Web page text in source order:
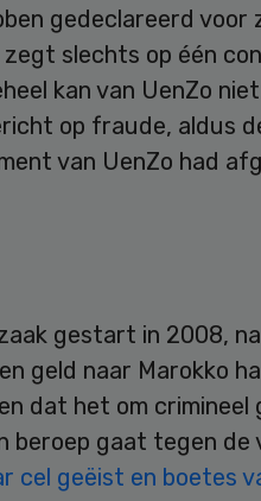
gedeclareerd voor
slechts op één
kan van UenZo
op fraude, aldus
van UenZo had
gestart in 2008,
geld naar Marokko
dat het om crimineel
beroep gaat tegen de
cel geëist en boetes